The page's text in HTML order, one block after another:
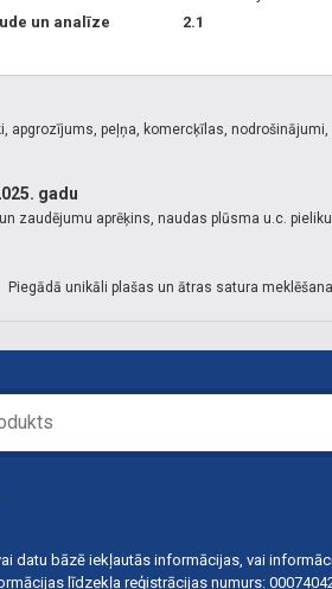
un analīze
2.1
apgrozījums, peļņa, komercķīlas,
gadu
zaudējumu aprēķins, naudas plūsma u.c.
Piegādā unikāli plašas un ātras satura
datu bāzē iekļautās informācijas, vai
līdzekļa reģistrācijas numurs: